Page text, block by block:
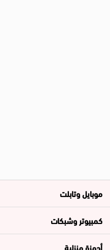
موبايل وتابلت
كمبيوتر وشبكات
أجهزة منزلية